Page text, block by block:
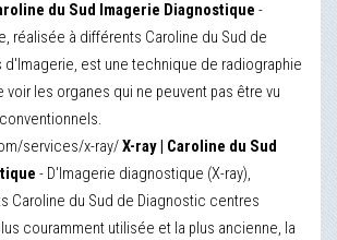
du Sud Imagerie Diagnostique -
réalisée à différents Caroline du Sud de
est une technique de radiographie
voir les organes qui ne peuvent pas être vu
services/x-ray/X-ray | Caroline du Sud
- D'Imagerie diagnostique (X-ray),
Caroline du Sud de Diagnostic centres
couramment utilisée et la plus ancienne, la